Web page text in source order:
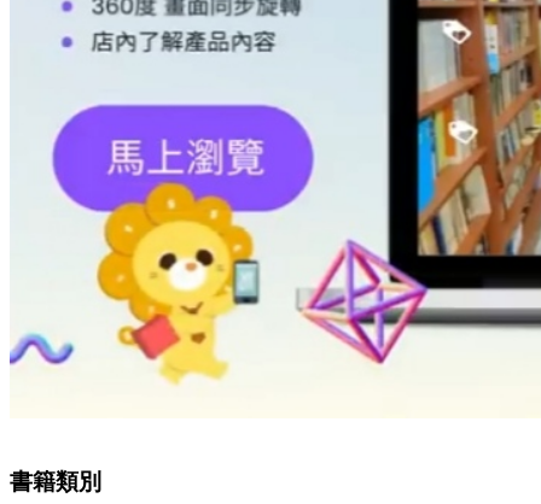
書籍類別